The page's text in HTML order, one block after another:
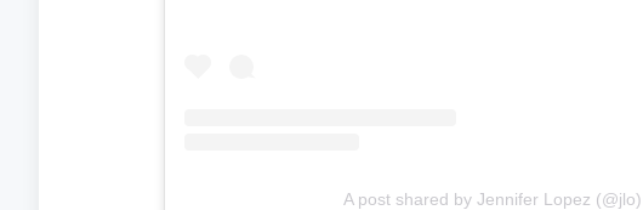
A post shared by Jennifer Lopez (@jlo)